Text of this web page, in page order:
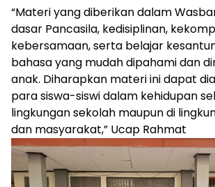
“Materi yang diberikan dalam
dasar Pancasila, kedisiplinan,
kebersamaan, serta belajar
bahasa yang mudah dipahami dan
anak. Diharapkan materi ini dapat
para siswa-siswi dalam kehidupan
lingkungan sekolah maupun di
dan masyarakat,” Ucap Rahmat